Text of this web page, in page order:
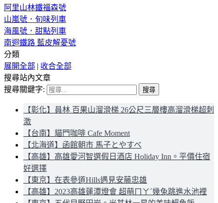
阿里山林鐵福森號
山嵐號．旬味列車
海風號．甜點列車
南迴鐵路 藍皮解憂號
分類
展開全部 | 收合全部
搜尋站內文章
搜尋關鍵字:
【彰化】員林 百果山溜滑梯 26公尺三層樓高溜滑梯超刺
激
【台南】貓門咖啡 Cafe Moment
【北海道】函館朝市 馬子とやすべ
【高雄】高雄愛河智選假日酒店 Holiday Inn。平價住宿
好選擇
【東京】在表參道Hills遇見安藤忠雄
【高雄】2023高雄蓮潭燈會 超萌ㄇㄚˊ幾兔跳進水池裡